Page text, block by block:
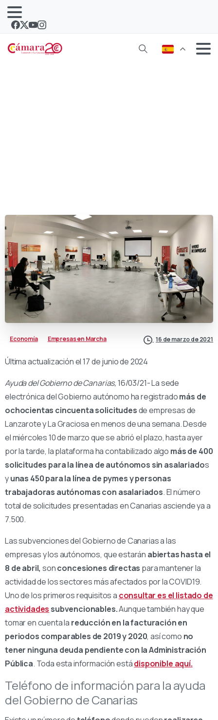
Economía Empresas en Marcha 16 de marzo de 2021
Última actualización el 17 de junio de 2024
Ayuda del Gobierno de Canarias,16/03/21- La sede
electrónica del Gobierno autónomo ha registradomás de
ochocientas cincuenta solicitudesde empresas de
Lanzarote y La Graciosa en menos de una semana. Desde
el miércoles 10 de marzo que se abrió el plazo, hasta ayer
por la tarde, la plataforma ha contabilizado algo más de 400
solicitudes para la línea de autónomos sin asalariados
yunas 450 para la línea de pymes y personas
trabajadoras autónomas con asalariados. El número
total de solicitudes presentadas en Canarias asciende ya a
7.500.
Las subvenciones del Gobierno de Canarias a las
empresas y los autónomos, que estarán abiertas hasta el
8 de abril, sonconcesiones directas para mantener la
actividad de los sectores más afectados por la COVID19.
Uno de los primeros requisitos a consultar es el listado de
actividades subvencionables.Aunque también hay que
tomar en cuenta la reducción en la facturación en
periodos comparables de 2019 y 2020, así como no
tener ninguna deuda pendiente con la Administración
Pública. Toda esta información estádisponible aquí.
Teléfono de información para la ayuda
del Gobierno de Canarias